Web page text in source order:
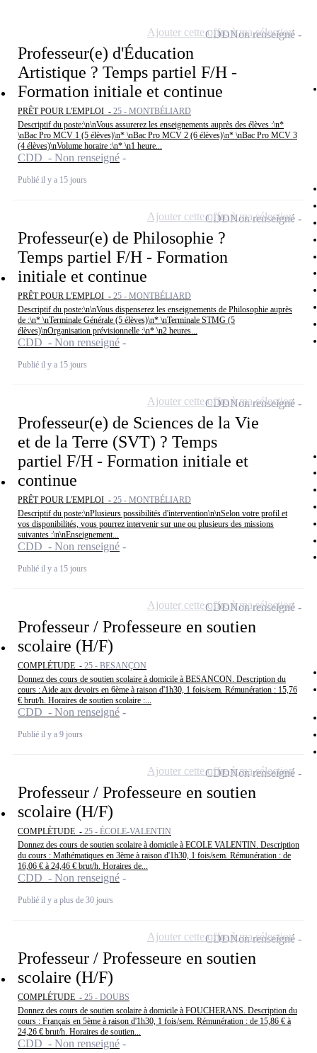
Professeur(e) d'Éducation
Artistique ? Temps partiel F/H -
Formation initiale et continue
PRÊT POUR L'EMPLOI - 25 - MONTBÉLIARD
Descriptif du poste:\n\nVous assurerez les enseignements auprès des élèves :\n*
\nBac Pro MCV 1 (5 élèves)\n* \nBac Pro MCV 2 (6 élèves)\n* \nBac Pro MCV 3
(4 élèves)\nVolume horaire :\n* \n1 heure...
CDD - Non renseigné
Publié il y a 15 jours
CDDNon renseigné
Ajouter cette offre à ma sélection
Professeur(e) de Philosophie ?
Temps partiel F/H - Formation
initiale et continue
PRÊT POUR L'EMPLOI - 25 - MONTBÉLIARD
Descriptif du poste:\n\nVous dispenserez les enseignements de Philosophie auprès
de :\n* \nTerminale Générale (5 élèves)\n* \nTerminale STMG (5
élèves)\nOrganisation prévisionnelle :\n* \n2 heures...
CDD - Non renseigné
Publié il y a 15 jours
CDDNon renseigné
Ajouter cette offre à ma sélection
Professeur(e) de Sciences de la Vie
et de la Terre (SVT) ? Temps
partiel F/H - Formation initiale et
continue
PRÊT POUR L'EMPLOI - 25 - MONTBÉLIARD
Descriptif du poste:\nPlusieurs possibilités d'intervention\n\nSelon votre profil et
vos disponibilités, vous pourrez intervenir sur une ou plusieurs des missions
suivantes :\n\nEnseignement...
CDD - Non renseigné
Publié il y a 15 jours
CDDNon renseigné
Ajouter cette offre à ma sélection
Professeur / Professeure en soutien
scolaire (H/F)
COMPLÉTUDE - 25 - BESANÇON
Donnez des cours de soutien scolaire à domicile à BESANCON. Description du
cours : Aide aux devoirs en 6ème à raison d'1h30, 1 fois/sem. Rémunération : 15,76
€ brut/h. Horaires de soutien scolaire :...
CDD - Non renseigné
Publié il y a 9 jours
CDDNon renseigné
Ajouter cette offre à ma sélection
Professeur / Professeure en soutien
scolaire (H/F)
COMPLÉTUDE - 25 - ÉCOLE-VALENTIN
Donnez des cours de soutien scolaire à domicile à ECOLE VALENTIN. Description
du cours : Mathématiques en 3ème à raison d'1h30, 1 fois/sem. Rémunération : de
16,06 € à 24,46 € brut/h. Horaires de...
CDD - Non renseigné
Publié il y a plus de 30 jours
CDDNon renseigné
Ajouter cette offre à ma sélection
Professeur / Professeure en soutien
scolaire (H/F)
COMPLÉTUDE - 25 - DOUBS
Donnez des cours de soutien scolaire à domicile à FOUCHERANS. Description du
cours : Français en 5ème à raison d'1h30, 1 fois/sem. Rémunération : de 15,86 € à
24,26 € brut/h. Horaires de soutien...
CDD - Non renseigné
CDDNon renseigné
Ajouter cette offre à ma sélection